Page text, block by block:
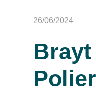
26/06/2024